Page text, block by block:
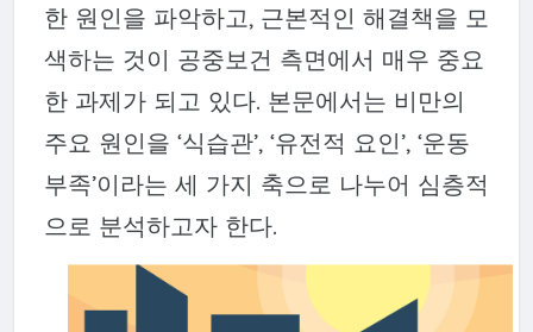
한 원인을 파악하고, 근본적인 해결책을 모
색하는 것이 공중보건 측면에서 매우 중요
한 과제가 되고 있다. 본문에서는 비만의
주요 원인을 ‘식습관’, ‘유전적 요인’, ‘운동
부족’이라는 세 가지 축으로 나누어 심층적
으로 분석하고자 한다.